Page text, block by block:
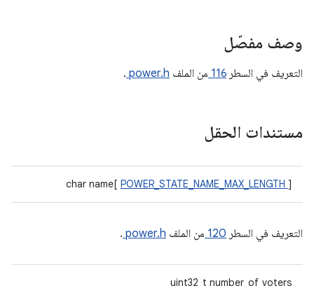
وصف مفصّل
التعريف في السطر 116 من الملف power.h
.
مستندات الحقل
char name[ POWER_STATE_NAME_MAX_LENGTH ]
التعريف في السطر 120 من الملف power.h
.
uint32_t number_of_voters